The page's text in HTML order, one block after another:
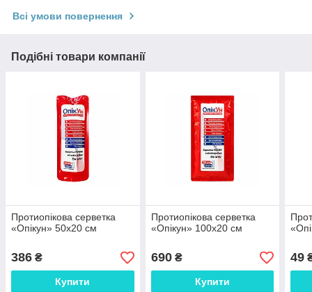
Всі умови повернення
Подібні товари компанії
Протиопікова серветка
«Опікун» 50х20 см
386 ₴
Купити
Протиопікова серветка
«Опікун» 100х20 см
690₴
Купити
49